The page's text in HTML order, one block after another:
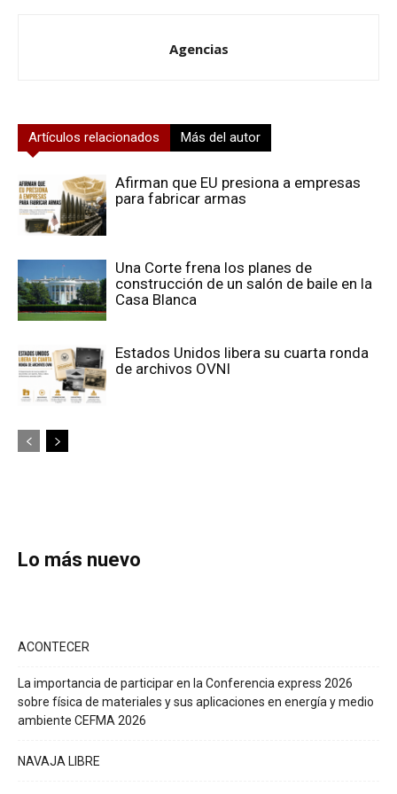
Agencias
Artículos relacionados Más del autor
Afirman que EU presiona a empresas
para fabricar armas
Una Corte frena los planes de
construcción de un salón de baile en la
Casa Blanca
Estados Unidos libera su cuarta ronda
de archivos OVNI
Lo más nuevo
ACONTECER
La importancia de participar en la Conferencia express 2026
sobre física de materiales y sus aplicaciones en energía y medio
ambiente CEFMA 2026
NAVAJA LIBRE